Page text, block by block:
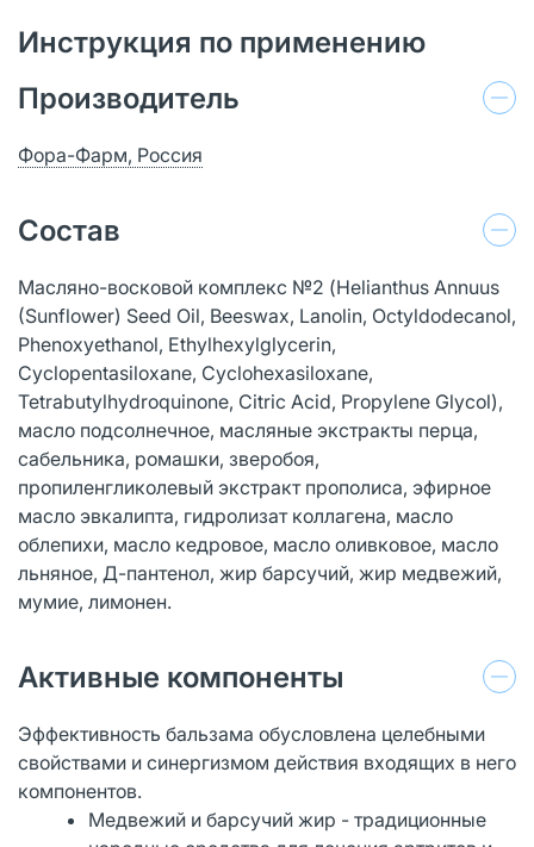
Инструкция по применению
Производитель
Фора-Фарм, Россия
Состав
Масляно-восковой комплекс №2 (Helianthus Annuus
(Sunflower) Seed Oil, Beeswax, Lanolin, Octyldodecanol,
Phenoxyethanol, Ethylhexylglycerin,
Cyclopentasiloxane, Cyclohexasiloxane,
Tetrabutylhydroquinone, Citric Acid, Propylene Glycol),
масло подсолнечное, масляные экстракты перца,
сабельника, ромашки, зверобоя,
пропиленгликолевый экстракт прополиса, эфирное
масло эвкалипта, гидролизат коллагена, масло
облепихи, масло кедровое, масло оливковое, масло
льняное, Д-пантенол, жир барсучий, жир медвежий,
мумие, лимонен.
Активные компоненты
Эффективность бальзама обусловлена целебными
свойствами и синергизмом действия входящих в него
компонентов.
Медвежий и барсучий жир - традиционные